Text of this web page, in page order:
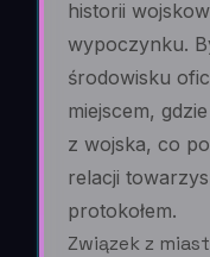
historii
wypoczynku.
środowisku
miejscem,
z wojska, co
relacji
protokołem.
Związek z